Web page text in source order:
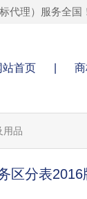
代理）服务全国
站首页
用品
区分表2016